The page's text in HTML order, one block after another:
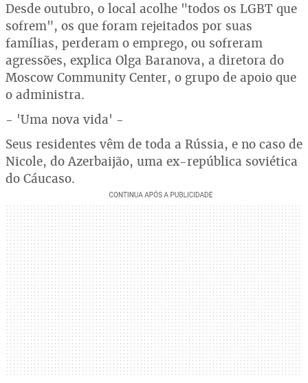
Desde outubro, o local acolhe "todos os LGBT que
sofrem", os que foram rejeitados por suas
famílias, perderam o emprego, ou sofreram
agressões, explica Olga Baranova, a diretora do
Moscow Community Center, o grupo de apoio que
o administra.
- 'Uma nova vida' -
Seus residentes vêm de toda a Rússia, e no caso de
Nicole, do Azerbaijão, uma ex-república soviética
do Cáucaso.